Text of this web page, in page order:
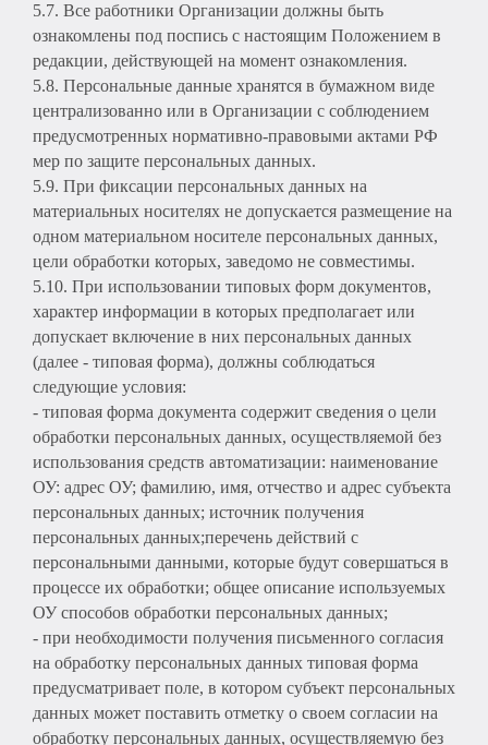
5.7. Все работники Организации должны быть
ознакомлены под поспись с настоящим Положением в
редакции, действующей на момент ознакомления.
5.8. Персональные данные хранятся в бумажном виде
централизованно или в Организации с соблюдением
предусмотренных нормативно-правовыми актами РФ
мер по защите персональных данных.
5.9. При фиксации персональных данных на
материальных носителях не допускается размещение на
одном материальном носителе персональных данных,
цели обработки которых, заведомо не совместимы.
5.10. При использовании типовых форм документов,
характер информации в которых предполагает или
допускает включение в них персональных данных
(далее - типовая форма), должны соблюдаться
следующие условия:
- типовая форма документа содержит сведения о цели
обработки персональных данных, осуществляемой без
использования средств автоматизации: наименование
ОУ: адрес ОУ; фамилию, имя, отчество и адрес субъекта
персональных данных; источник получения
персональных данных;перечень действий с
персональными данными, которые будут совершаться в
процессе их обработки; общее описание используемых
ОУ способов обработки персональных данных;
- при необходимости получения письменного согласия
на обработку персональных данных типовая форма
предусматривает поле, в котором субъект персональных
данных может поставить отметку о своем согласии на
обработку персональных данных, осуществляемую без